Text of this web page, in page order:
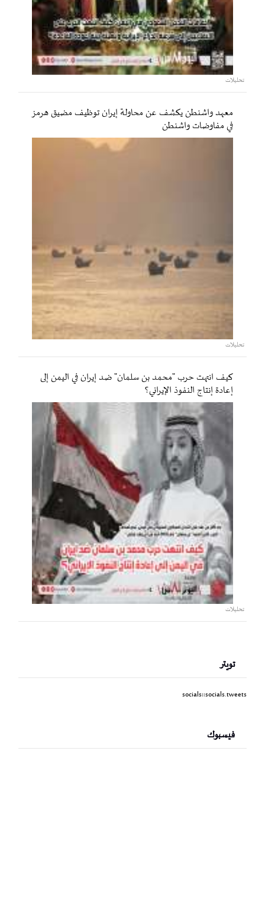
تحليلات
معهد واشنطن يكشف عن محاولة إيران توظيف مضيق هرمز
في مفاوضات واشنطن
تحليلات
كيف انتهت حرب "محمد بن سلمان" ضد إيران في اليمن إلى
إعادة إنتاج النفوذ الإيراني؟
تحليلات
تويتر
socials::socials.tweets
فيسبوك